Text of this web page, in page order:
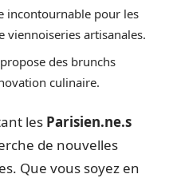
incontournable pour les
viennoiseries artisanales.
des brunchs
culinaire.
les Parisien.ne.s
de nouvelles
Que vous soyez en